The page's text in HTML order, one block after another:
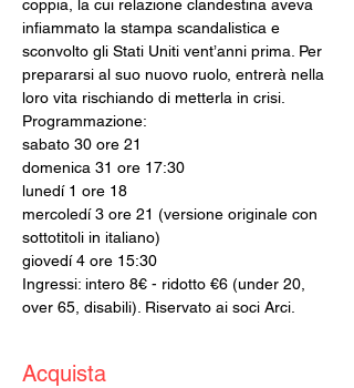
coppia, la cui relazione clandestina aveva
infiammato la stampa scandalistica e
sconvolto gli Stati Uniti vent’anni prima. Per
prepararsi al suo nuovo ruolo, entrerà nella
loro vita rischiando di metterla in crisi.
Programmazione:
sabato 30 ore 21
domenica 31 ore 17:30
lunedí 1 ore 18
mercoledí 3 ore 21 (versione originale con
sottotitoli in italiano)
giovedí 4 ore 15:30
Ingressi: intero 8€ - ridotto €6 (under 20,
over 65, disabili). Riservato ai soci Arci.
Acquista